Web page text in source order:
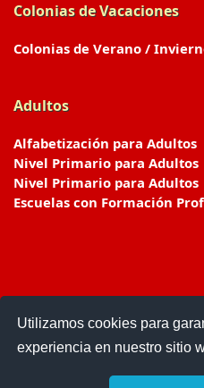
Utilizamos cookies para
experiencia en nuestro sitio
Colonias de Vacaciones
Colonias de Verano /
Adultos
Alfabetización para Adultos
Nivel Primario para Adultos
Nivel Primario para Adultos
Escuelas con Formación